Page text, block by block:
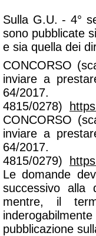
Sulla G.U. - 4°
sono pubblicate
e sia quella dei
CONCORSO
inviare a
64/
4815/0278)
CONCORSO
inviare a
64/
4815/0279)
Le domande
successivo alla
mentre, il
pubblicazione